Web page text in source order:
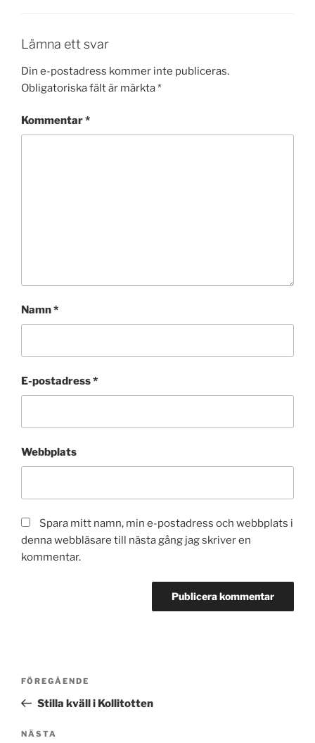
Lämna ett svar
Din e-postadress kommer inte publiceras.
Obligatoriska fält är märkta*
Kommentar*
Namn*
E-postadress*
Webbplats
Spara mitt namn, min e-postadress och webbplats i
denna webbläsare till nästa gång jag skriver en
kommentar.
Inläggsnavigering
Föregående
inlägg
FÖREGÅENDE
Stilla kväll i Kollitotten
Nästa
NÄSTA